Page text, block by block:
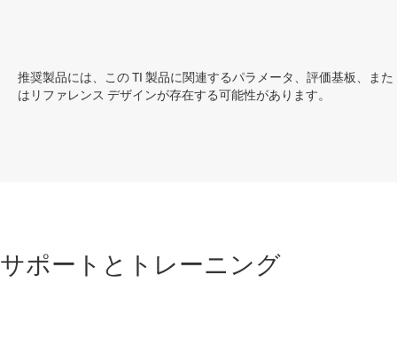
推奨製品には、この TI 製品に関連するパラメータ、評価基板、また
はリファレンス デザインが存在する可能性があります。
サポートとトレーニング